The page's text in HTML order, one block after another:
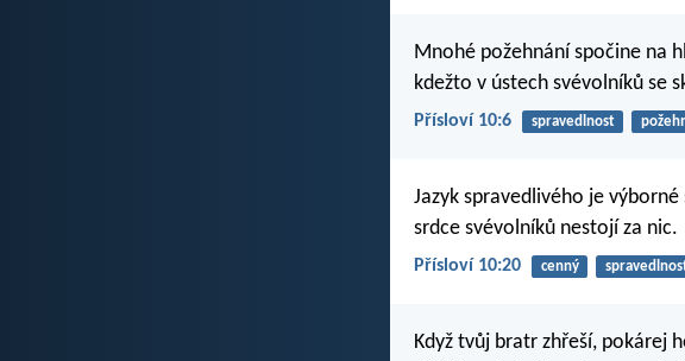
Mnohé požehnání spočine na
kdežto v ústech svévolníků se
Přísloví 10:6 spravedlnost
Jazyk spravedlivého je
srdce svévolníků nestojí za nic.
Přísloví 10:20 cenný
Když tvůj bratr zhřeší, pokárej